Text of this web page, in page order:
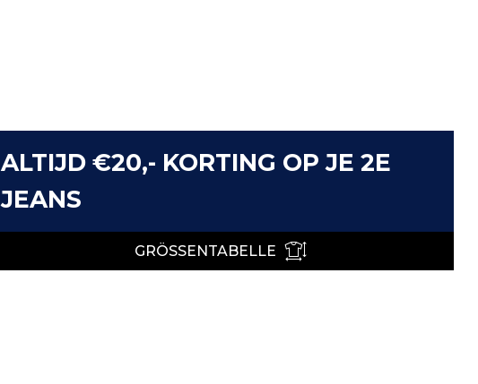
ALTIJD €20,- KORTING OP JE 2E
JEANS
GRÖSSENTABELLE